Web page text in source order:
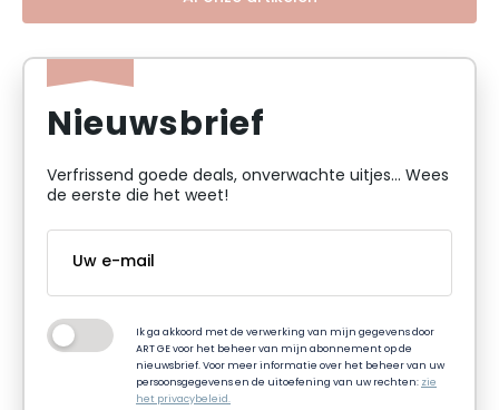
Nieuwsbrief
Verfrissend goede deals, onverwachte uitjes... Wees
de eerste die het weet!
Ik ga akkoord met de verwerking van mijn gegevens door
ART GE voor het beheer van mijn abonnement op de
nieuwsbrief. Voor meer informatie over het beheer van uw
persoonsgegevens en de uitoefening van uw rechten:zie
het privacybeleid.